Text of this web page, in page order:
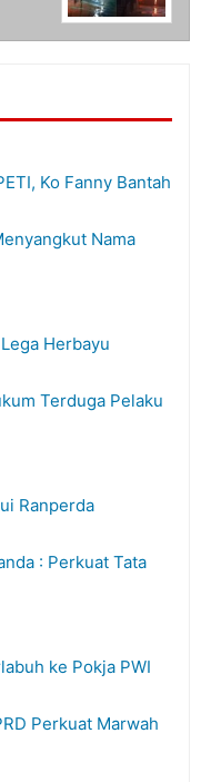
Ko Fanny Bantah
Nama
Herbayu
Terduga Pelaku
Ranperda
: Perkuat Tata
ke Pokja PWI
Perkuat Marwah